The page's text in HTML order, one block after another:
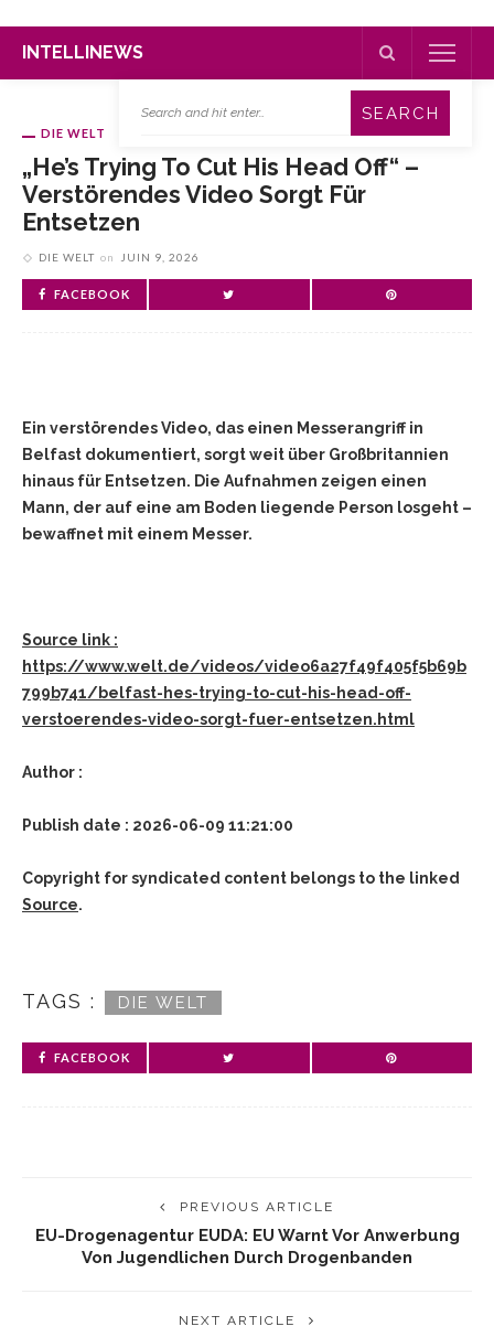
INTELLINEWS
DIE WELT
„He’s Trying To Cut His Head Off“ –
Verstörendes Video Sorgt Für
Entsetzen
DIE WELT on JUIN 9, 2026
FACEBOOK
Ein verstörendes Video, das einen Messerangriff in
Belfast dokumentiert, sorgt weit über Großbritannien
hinaus für Entsetzen. Die Aufnahmen zeigen einen
Mann, der auf eine am Boden liegende Person losgeht –
bewaffnet mit einem Messer.
Source link :
https://www.welt.de/videos/video6a27f49f405f5b69b
799b741/belfast-hes-trying-to-cut-his-head-off-
verstoerendes-video-sorgt-fuer-entsetzen.html
Author :
Publish date : 2026-06-09 11:21:00
Copyright for syndicated content belongs to the linked
Source.
TAGS : DIE WELT
FACEBOOK
PREVIOUS ARTICLE
EU-Drogenagentur EUDA: EU Warnt Vor Anwerbung
Von Jugendlichen Durch Drogenbanden
NEXT ARTICLE